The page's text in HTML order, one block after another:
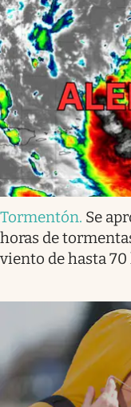
Tormentón. Se
horas de
viento de hasta